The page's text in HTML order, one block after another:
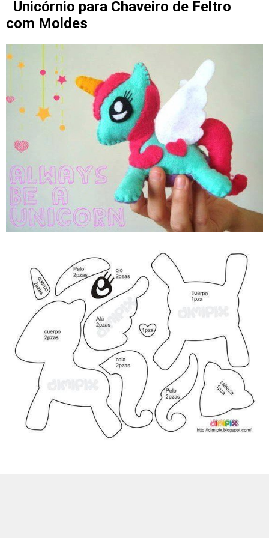
Unicórnio para Chaveiro de Feltro
com Moldes